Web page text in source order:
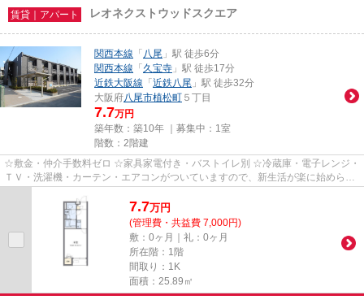
賃貸｜アパート レオネクストウッドスクエア
関西本線 「 八尾 」駅 徒歩6分
関西本線 「 久宝寺 」駅 徒歩17分
近鉄大阪線 「 近鉄八尾 」駅 徒歩32分
大阪府八尾市植松町 ５丁目
7.7万円
築年数：築10年 ｜募集中： 1室
階数：2階建
☆敷金・仲介手数料ゼロ ☆家具家電付き・バストイレ別 ☆冷蔵庫・電子レンジ・
ＴＶ・洗濯機・カーテン・エアコンがついていますので、新生活が楽に始められ
7.7万円
(管理費・共益費 7,000円)
敷：0ヶ月｜礼：0ヶ月
所在階：1階
間取り：1K
面積：25.89㎡